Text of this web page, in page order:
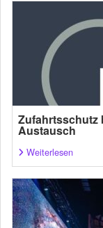
Zufahrtsschutz
Austausch
Weiterlesen